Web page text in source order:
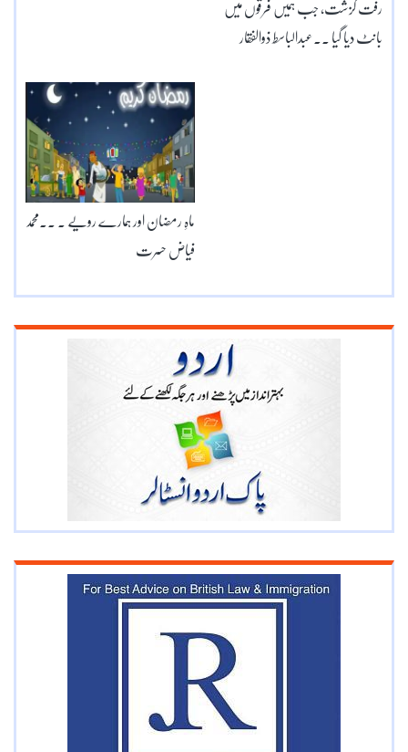
رفت گزشت، جب ہمیں فرقوں میں
بانٹ دیا گیا ۔۔عبدالباسط ذوالفقار
ماہِ رمضان اور ہمارے رویے ۔ ۔۔محمد
فیاض حسرت